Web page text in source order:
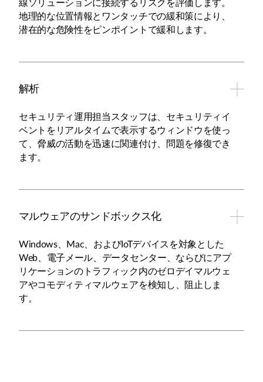
線ソリューションに接続するリスクを評価します。
地理的な位置情報とワンタッチでの緩和策により、
潜在的な危険性をピンポイントで緩和します。
解析
セキュリティ運用担当スタッフは、セキュリティイ
ベントをリアルタイムで表示するウィンドウを使っ
て、脅威の活動を迅速に関連付け、問題を修復でき
ます。
マルウェアのサンドボックス化
Windows、Mac、およびIoTデバイスを対象とした
Web、電子メール、データセンター、ならびにアプ
リケーションのトラフィック内のゼロデイマルウェ
アやコモディティマルウェアを検知し、阻止しま
す。